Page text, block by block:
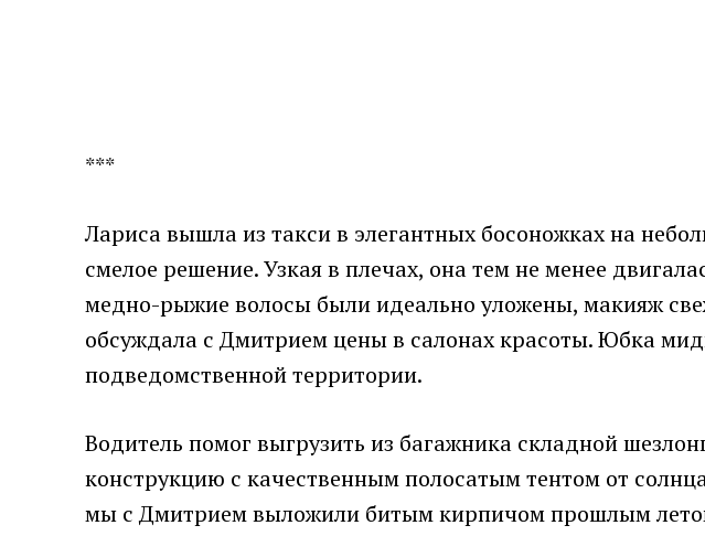
***
Лариса вышла из такси в элегантных босоножках на
смелое решение. Узкая в плечах, она тем не менее
медно-рыжие волосы были идеально уложены, макияж
обсуждала с Дмитрием цены в салонах красоты. Юбка
подведомственной территории.
Водитель помог выгрузить из багажника складной
конструкцию с качественным полосатым тентом от
мы с Дмитрием выложили битым кирпичом прошлым